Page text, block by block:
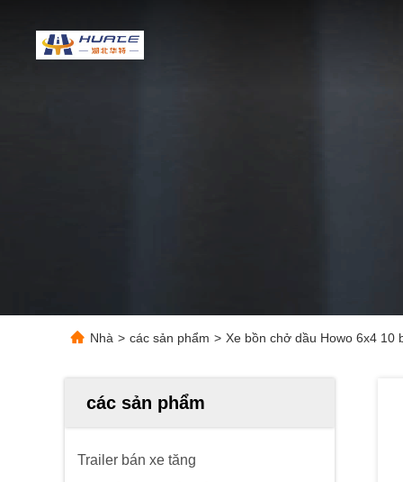
Nhà > các sản phẩm > Xe bồn chở dầu Howo 6x4 10
các sản phẩm
Trailer bán xe tăng